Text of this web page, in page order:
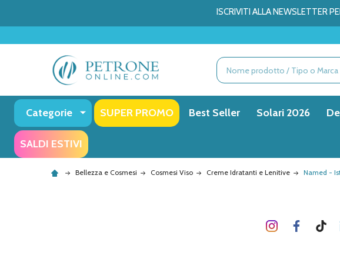
ISCRIVITI ALLA NEWSLETTER
Ricerca
Categorie SUPER PROMO Best Seller Solari 2026
SALDI ESTIVI
Bellezza e Cosmesi Cosmesi Viso Creme Idratanti e Lenitive Named -